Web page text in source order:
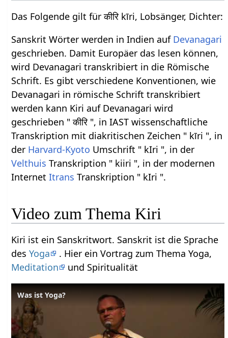
Das Folgende gilt für कीरि kīri, Lobsänger, Dichter:
Sanskrit Wörter werden in Indien auf Devanagari
geschrieben. Damit Europäer das lesen können,
wird Devanagari transkribiert in die Römische
Schrift. Es gibt verschiedene Konventionen, wie
Devanagari in römische Schrift transkribiert
werden kann Kiri auf Devanagari wird
geschrieben " कीरि ", in IAST wissenschaftliche
Transkription mit diakritischen Zeichen " kīri ", in
der Harvard-Kyoto Umschrift " kIri ", in der
Velthuis Transkription " kiiri ", in der modernen
InternetItrans Transkription " kIri ".
Video zum Thema Kiri
Kiri ist ein Sanskritwort. Sanskrit ist die Sprache
desYoga
. Hier ein Vortrag zum Thema Yoga,
Meditation
und Spiritualität
Was ist Yoga?